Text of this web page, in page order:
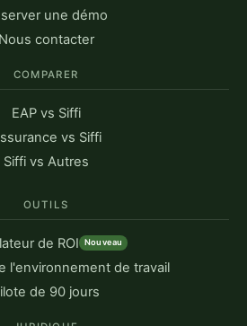
une démo
Nous contacter
COMPARER
EAP vs Siffi
vs Siffi
Siffi vs Autres
OUTILS
de ROI Nouveau
l'environnement de travail
de 90 jours